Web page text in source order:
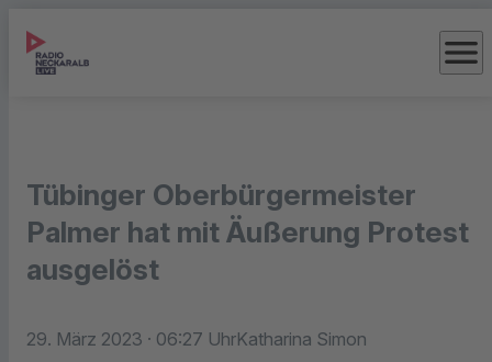
menu
Tübinger Oberbürgermeister
Palmer hat mit Äußerung Protest
ausgelöst
29. März 2023 · 06:27 UhrKatharina Simon